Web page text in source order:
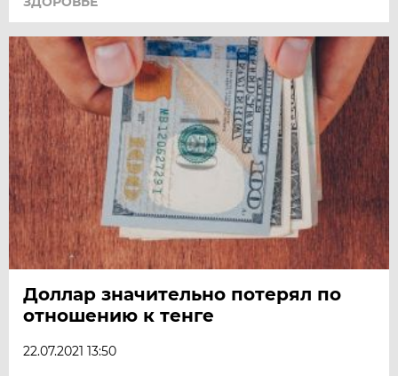
Доллар значительно потерял по
отношению к тенге
22.07.2021 13:50